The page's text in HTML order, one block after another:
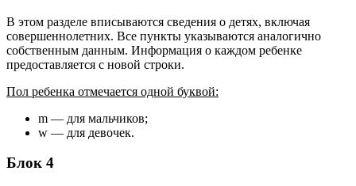
В этом разделе вписываются сведения о детях, включая
совершеннолетних. Все пункты указываются аналогично
собственным данным. Информация о каждом ребенке
предоставляется с новой строки.
Пол ребенка отмечается одной буквой:
m — для мальчиков;
w — для девочек.
Блок 4